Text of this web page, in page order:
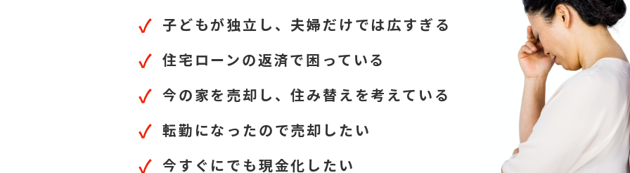
子どもが独立し、夫婦だけでは広すぎる
住宅ローンの返済で困っている
今の家を売却し、住み替えを考えている
転勤になったので売却したい
今すぐにでも現金化したい